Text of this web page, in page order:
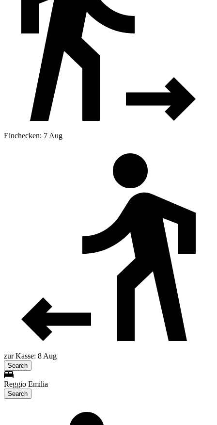
Einchecken: 7 Aug
zur Kasse: 8 Aug
Search
Reggio Emilia
Search